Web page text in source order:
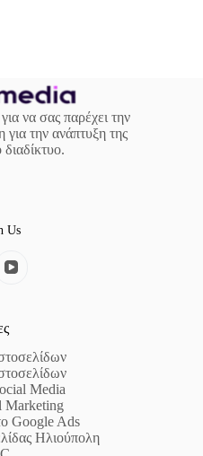
να σας παρέχει την
για την ανάπτυξη της
Us
Media
Marketing
Google Ads
Ηλιούπολη